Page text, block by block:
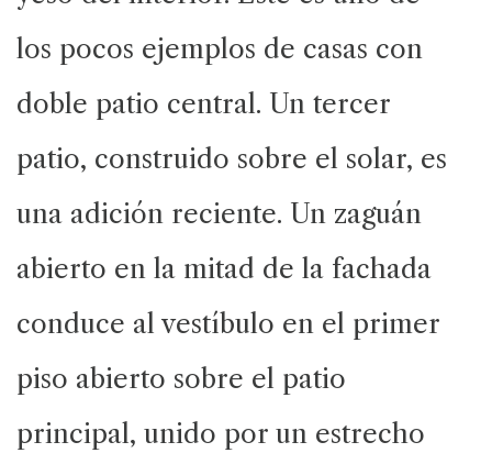
los pocos ejemplos de casas con
doble patio central. Un tercer
patio, construido sobre el solar, es
una adición reciente. Un zaguán
abierto en la mitad de la fachada
conduce al vestíbulo en el primer
piso abierto sobre el patio
principal, unido por un estrecho